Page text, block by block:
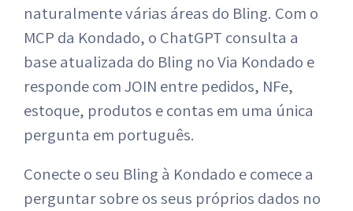
naturalmente várias áreas do Bling. Com o
MCP da Kondado, o ChatGPT consulta a
base atualizada do Bling no Via Kondado e
responde com JOIN entre pedidos, NFe,
estoque, produtos e contas em uma única
pergunta em português.
Conecte o seu Bling à Kondado e comece a
perguntar sobre os seus próprios dados no